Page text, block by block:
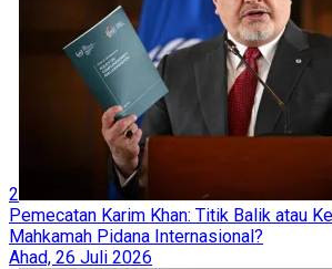
2
Pemecatan Karim Khan: Titik Balik atau
Mahkamah Pidana Internasional?
Ahad, 26 Juli 2026